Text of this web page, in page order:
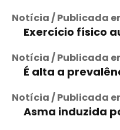
Notícia / Publicada
Exercício físico
Notícia / Publicada
É alta a
Notícia / Publicada
Asma induzida